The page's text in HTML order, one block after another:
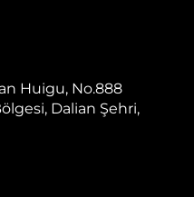
Huigu, No.888
Dalian Şehri,